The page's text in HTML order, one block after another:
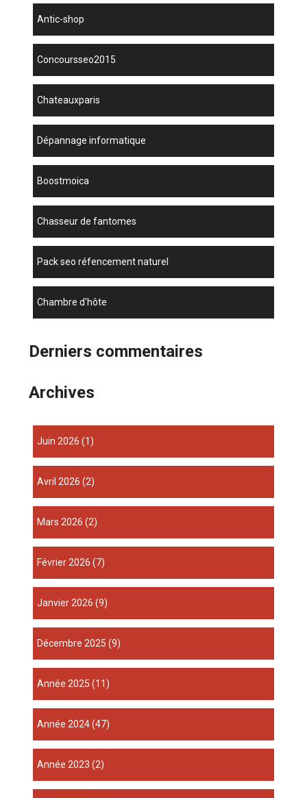
antic-shop
concoursseo2015
chateauxparis
dépannage informatique
boostmoica
chasseur de fantomes
pack seo réfencement naturel
chambre d'hôte
Derniers commentaires
Archives
juin 2026 (1)
avril 2026 (2)
mars 2026 (2)
février 2026 (7)
janvier 2026 (9)
décembre 2025 (9)
année 2025 (11)
année 2024(47)
année 2023 (2)